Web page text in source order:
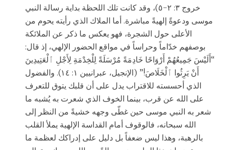
خروج ٣: ٢-٥)، وقد كانت تلك اللحظة بداية رسالة النبي
موسى ودعوةً إلهيةً مباشرة. أما الملاك الذي رأيته يحوم من
الأعلى حول الشجرة، فهو يعكس ما ذكر عن الملائكة
بوصفهم خدّاماً وحراساً في مواقع الحضور الإلهي، إذ قال:
“أَلَيْسَ جَمِيعُهُمْ أَرْوَاحًا خَادِمَةً مُرْسَلَةً لِلْخِدْمَةِ لِأَجْلِ ٱلْعَتِيدِينَ
أَنْ يَرِثُوا ٱلْخَلَاصَ!” (الإنجيل، عبرانيين ١: ١٤). والفضول
الذي أحسسته للاقتراب يدل على أن قلبك يتوق للتعرف
على الله عن قرب، بينما الخوف الذي شعرت به يُشبه ما
شعر به النبي موسى حين غطّى وجهه خشيةً من النظر إلى
الله سبحانه، فالوقوف أمام القداسة الإلهية يملأ القلب
بالرهبة، وهذا ليس ضعفاً بل دليل على إدراكك لعظمة ما